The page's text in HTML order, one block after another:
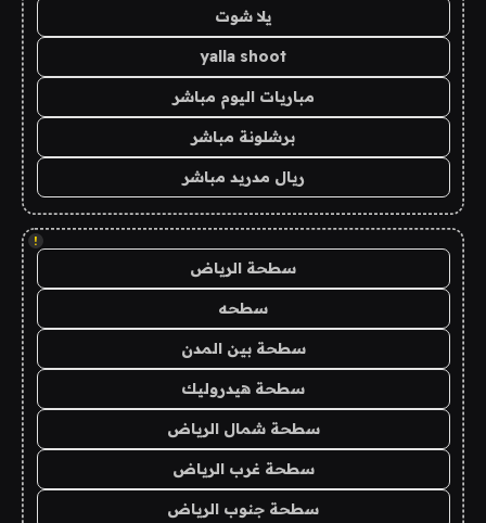
يلا شوت
yalla shoot
مباريات اليوم مباشر
برشلونة مباشر
ريال مدريد مباشر
!
سطحة الرياض
سطحه
سطحة بين المدن
سطحة هيدروليك
سطحة شمال الرياض
سطحة غرب الرياض
سطحة جنوب الرياض